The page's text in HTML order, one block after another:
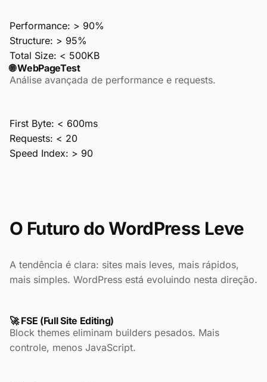
Performance: > 90%
Structure: > 95%
Total Size: < 500KB
🌐 WebPageTest
Análise avançada de performance e requests.
First Byte: < 600ms
Requests: < 20
Speed Index: > 90
O Futuro do WordPress Leve
A tendência é clara: sites mais leves, mais rápidos,
mais simples. WordPress está evoluindo nesta direção.
🚀 FSE (Full Site Editing)
Block themes eliminam builders pesados. Mais
controle, menos JavaScript.